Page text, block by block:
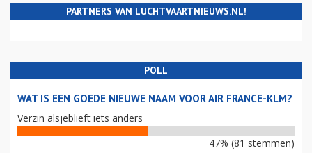
PARTNERS VAN LUCHTVAARTNIEUWS.NL!
POLL
WAT IS EEN GOEDE NIEUWE NAAM VOOR AIR FRANCE-KLM?
Verzin alsjeblieft iets anders
47% (81 stemmen)